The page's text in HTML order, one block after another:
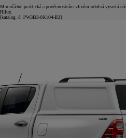
Mimořádně praktická a povětrnostním vlivům odolná vysoká
Hilux.
[katalog. č. PW3B3-0K104-B2]